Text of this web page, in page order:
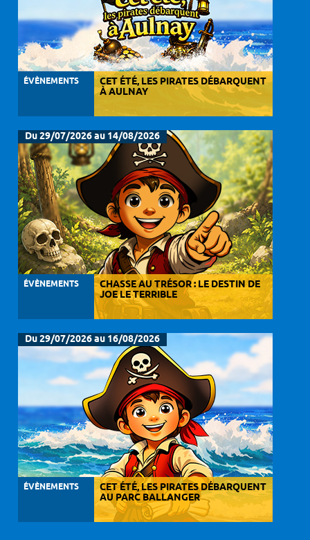
ÉVÈNEMENTS CET ÉTÉ, LES PIRATES DÉBARQUENT
À AULNAY
Du 29/07/2026 au 14/08/2026
ÉVÈNEMENTS CHASSE AU TRÉSOR : LE DESTIN DE
JOE LE TERRIBLE
Du 29/07/2026 au 16/08/2026
ÉVÈNEMENTS CET ÉTÉ, LES PIRATES DÉBARQUENT
AU PARC BALLANGER